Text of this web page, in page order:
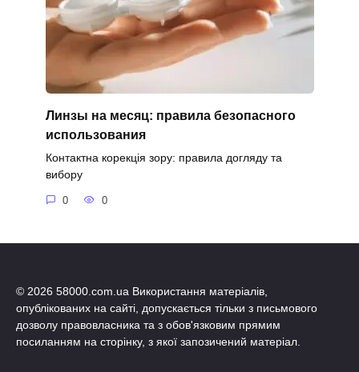
Линзы на месяц: правила безопасного
использования
Контактна корекція зору: правила догляду та
вибору
0 0
© 2026 58000.com.ua Використання матеріалів,
опублікованих на сайті, допускається тільки з письмового
дозволу правовласника та з обов'язковим прямим
посиланням на сторінку, з якої запозичений матеріал.